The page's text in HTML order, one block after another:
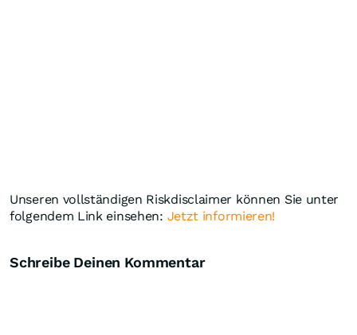
Unseren vollständigen Riskdisclaimer können Sie unter
folgendem Link einsehen: Jetzt informieren!
Schreibe Deinen Kommentar